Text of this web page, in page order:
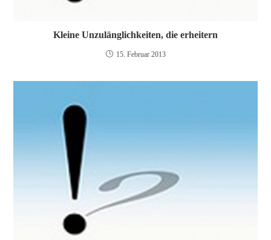
Kleine Unzulänglichkeiten, die erheitern
15. Februar 2013